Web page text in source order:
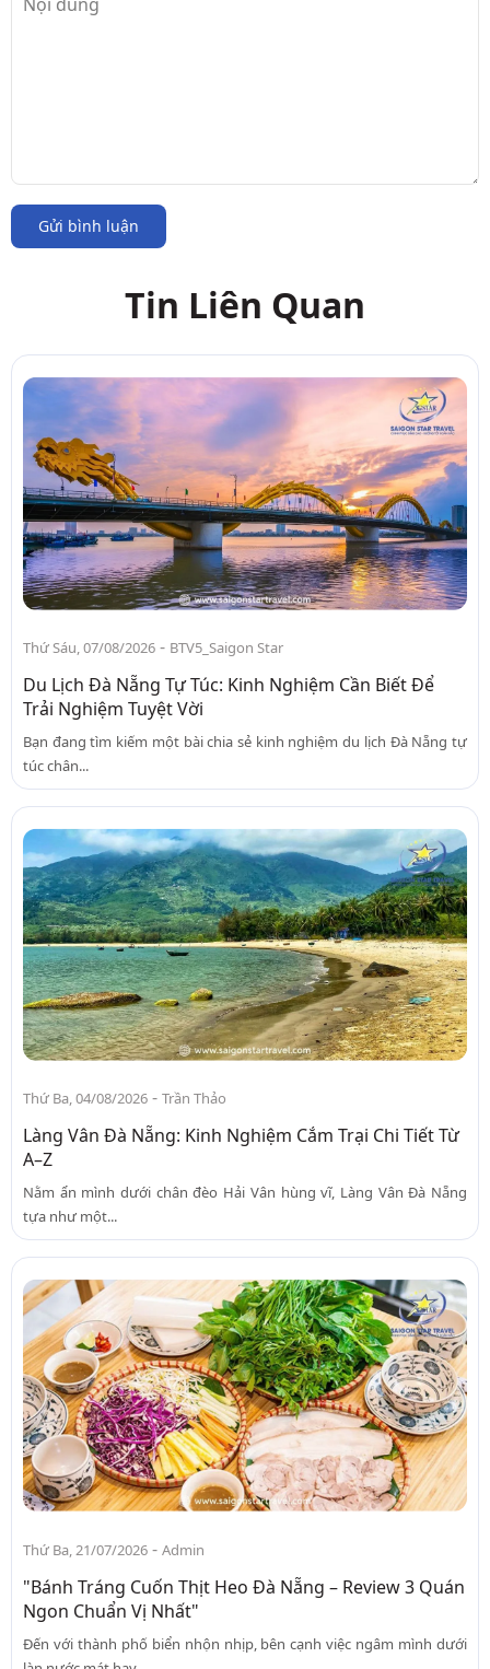
Gửi bình luận
Tin Liên Quan
Thứ Sáu, 07/08/2026 - BTV5_Saigon Star
Du Lịch Đà Nẵng Tự Túc: Kinh Nghiệm Cần Biết Để
Trải Nghiệm Tuyệt Vời
Bạn đang tìm kiếm một bài chia sẻ kinh nghiệm du lịch Đà Nẵng tự
túc chân...
Thứ Ba, 04/08/2026 - Trần Thảo
Làng Vân Đà Nẵng: Kinh Nghiệm Cắm Trại Chi Tiết Từ
A–Z
Nằm ẩn mình dưới chân đèo Hải Vân hùng vĩ, Làng Vân Đà Nẵng
tựa như một...
Thứ Ba, 21/07/2026 - Admin
"Bánh Tráng Cuốn Thịt Heo Đà Nẵng – Review 3 Quán
Ngon Chuẩn Vị Nhất"
Đến với thành phố biển nhộn nhịp, bên cạnh việc ngâm mình dưới